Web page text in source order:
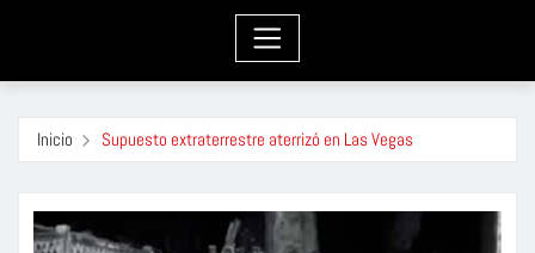
Inicio Supuesto extraterrestre aterrizó en Las Vegas